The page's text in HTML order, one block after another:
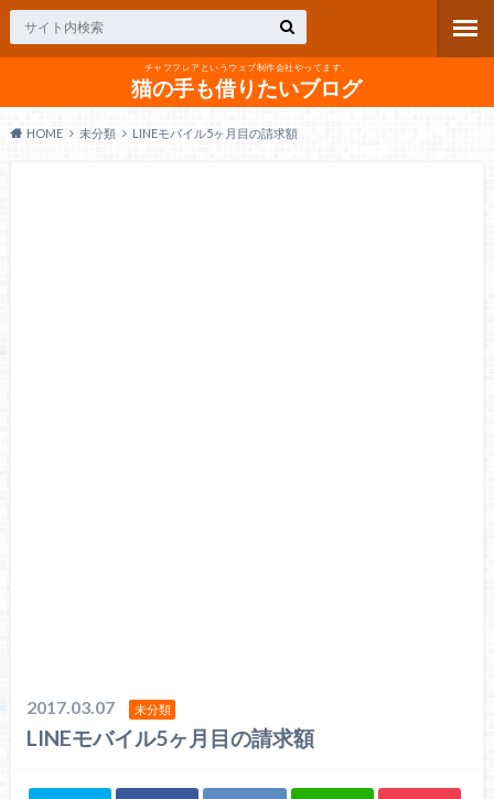
チャフフレアというウェブ制作会社やってます。
猫の手も借りたいブログ
HOME 未分類 LINEモバイル5ヶ月目の請求額
2017.03.07 未分類
LINEモバイル5ヶ月目の請求額